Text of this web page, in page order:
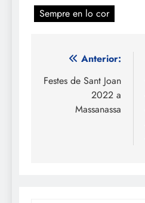
Sempre en lo cor
Navegación
de
entradas
Anterior:
Festes de Sant Joan
2022 a
Massanassa